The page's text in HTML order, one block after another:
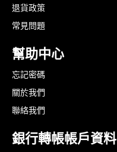
退貨政策
常見問題
幫助中心
忘記密碼
關於我們
聯絡我們
銀行轉帳帳戶資料